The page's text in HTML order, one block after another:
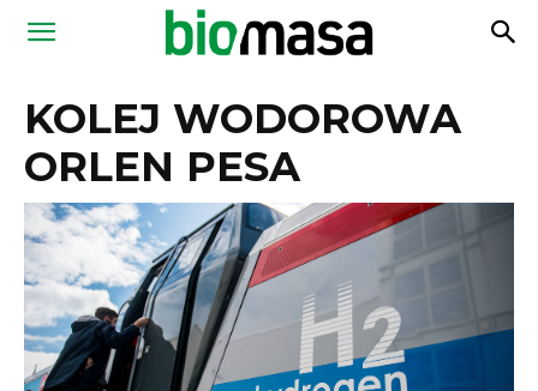
Magazyn
KOLEJ WODOROWA
ORLEN PESA